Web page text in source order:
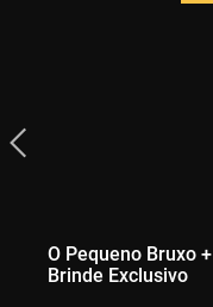
O Pequeno Bruxo +
Brinde Exclusivo